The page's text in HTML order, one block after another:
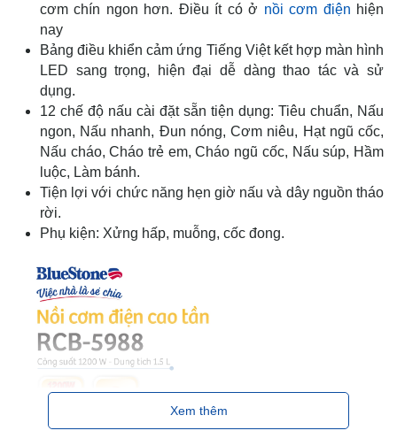
cơm chín ngon hơn. Điều ít có ở nồi cơm điện hiện
nay
Bảng điều khiển cảm ứng Tiếng Việt kết hợp màn hình
LED sang trọng, hiện đại dễ dàng thao tác và sử
dụng.
12 chế độ nấu cài đặt sẵn tiện dụng: Tiêu chuẩn, Nấu
ngon, Nấu nhanh, Đun nóng, Cơm niêu, Hạt ngũ cốc,
Nấu cháo, Cháo trẻ em, Cháo ngũ cốc, Nấu súp, Hầm
luộc, Làm bánh.
Tiện lợi với chức năng hẹn giờ nấu và dây nguồn tháo
rời.
Phụ kiện: Xửng hấp, muỗng, cốc đong.
Xem thêm